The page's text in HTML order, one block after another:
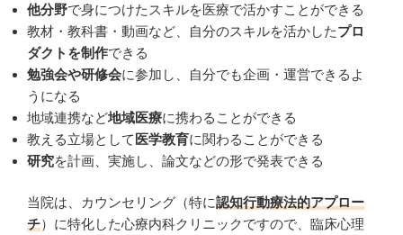
他分野で身につけたスキルを医療で活かすことができる
教材・教科書・動画など、自分のスキルを活かしたプロ
ダクトを制作できる
勉強会や研修会に参加し、自分でも企画・運営できるよ
うになる
地域連携など地域医療に携わることができる
教える立場として 医学教育に関わることができる
研究を計画、実施し、論文などの形で発表できる
当院は、カウンセリング（特に認知行動療法的アプロー
チ）に特化した心療内科クリニックですので、臨床心理